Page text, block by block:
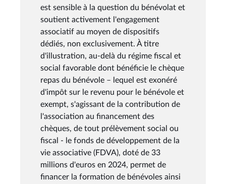
est sensible à la question du bénévolat et
soutient activement l'engagement
associatif au moyen de dispositifs
dédiés, non exclusivement. À titre
d'illustration, au-delà du régime fiscal et
social favorable dont bénéficie le chèque
repas du bénévole – lequel est exonéré
d'impôt sur le revenu pour le bénévole et
exempt, s'agissant de la contribution de
l'association au financement des
chèques, de tout prélèvement social ou
fiscal - le fonds de développement de la
vie associative (FDVA), doté de 33
millions d'euros en 2024, permet de
financer la formation de bénévoles ainsi